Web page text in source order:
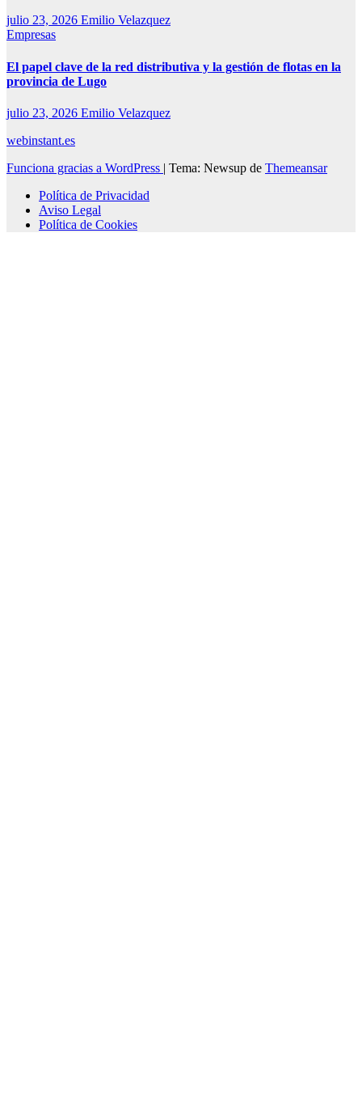
julio 23, 2026 Emilio Velazquez
Empresas
El papel clave de la red distributiva y la gestión de flotas en la
provincia de Lugo
julio 23, 2026 Emilio Velazquez
webinstant.es
Funciona gracias a WordPress | Tema: Newsup de Themeansar
Política de Privacidad
Aviso Legal
Política de Cookies